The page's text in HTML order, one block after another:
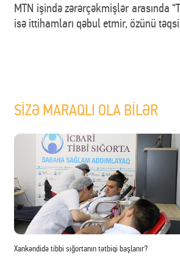
MTN işində zərərçəkmişlər arasında
isə ittihamları qəbul etmir, özünü
SİZƏ MARAQLI OLA BİLƏR
Xankəndidə tibbi sığortanın tətbiqi başlanır?